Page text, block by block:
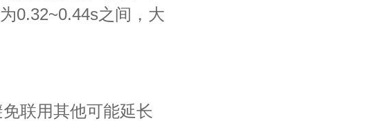
0.32~0.44s之间，大
联用其他可能延长